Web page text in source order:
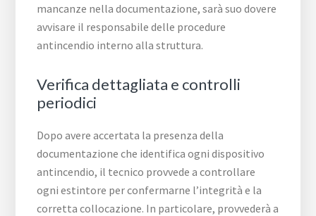
mancanze nella documentazione, sarà suo dovere
avvisare il responsabile delle procedure
antincendio interno alla struttura.
Verifica dettagliata e controlli
periodici
Dopo avere accertata la presenza della
documentazione che identifica ogni dispositivo
antincendio, il tecnico provvede a controllare
ogni estintore per confermarne l’integrità e la
corretta collocazione. In particolare, provvederà a